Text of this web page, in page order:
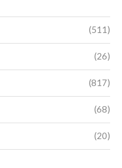
(511)
(26)
(817)
(68)
(20)